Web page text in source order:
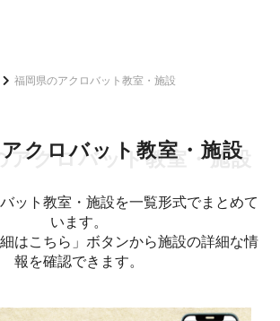
福岡県のアクロバット教室・施設
クロバット教室・施設
ット教室・施設を一覧形式でまとめて
います。
はこちら」ボタンから施設の詳細な情
報を確認できます。